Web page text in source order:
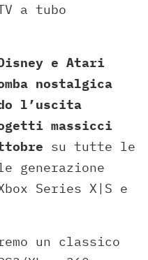
a tubo
e Atari
nostalgica
l’uscita
massicci
su tutte le
generazione
Series X|S e
un classico